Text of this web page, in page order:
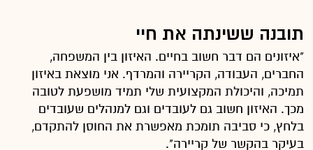
תובנה ששינתה את חיי
"איזונים הם דבר חשוב בחיים. האיזון בין המשפחה,
החברים, העבודה, הקריירה והמרדף. אני מוצאת באיזון
תמיכה, והיכולת המקצועית שלי תמיד מושפעת לטובה
מכך. האיזון חשוב גם לעובדים וגם למנהלים שעובדים
בלחץ, כי סביבה תומכת מאפשרת את החוסן להתקדם,
בעיקר בהקשר של קריירה".